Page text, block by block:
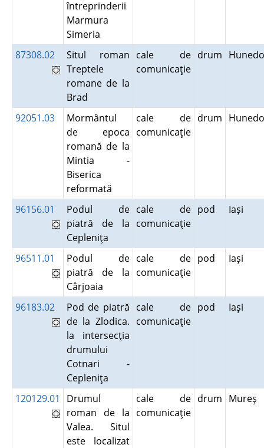
întreprinderii
Marmura
Simeria
87308.02
Situl roman
Treptele
romane de la
Brad
cale de
comunicaţie
drum
92051.03
Mormântul
de epoca
romană de la
Mintia -
Biserica
reformată
cale de
comunicaţie
drum
96156.01
Podul de
piatră de la
Cepleniţa
cale de
comunicaţie
pod Iaşi
96511.01
Podul de
piatră de la
Cârjoaia
cale de
comunicaţie
pod Iaşi
96183.02
Pod de piatră
de la Zlodica.
la intersecţia
drumului
Cotnari -
Cepleniţa
cale de
comunicaţie
pod Iaşi
120129.01
Drumul
roman de la
Valea. Situl
este localizat
cale de
comunicaţie
drum Mureş